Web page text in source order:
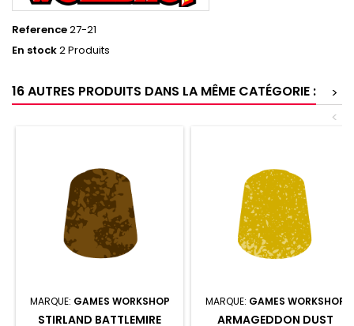
Reference27-21
En stock2 Produits
16 AUTRES PRODUITS DANS LA MÊME CATÉGORIE :
>
<
MARQUE: GAMES WORKSHOP
STIRLAND BATTLEMIRE
MARQUE: GAMES WORKSHOP
ARMAGEDDON DUST